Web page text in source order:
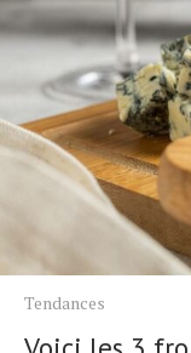
Tendances